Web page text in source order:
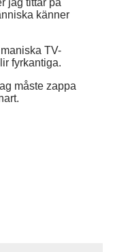
jag tittar på
känner
TV-
fyrkantiga.
måste zappa